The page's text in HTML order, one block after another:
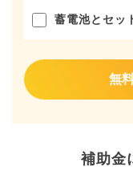
蓄電池とセッ
無
補助金